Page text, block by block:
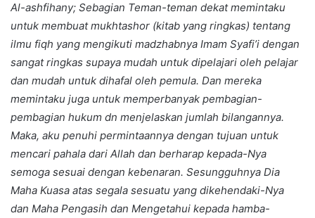
Al-ashfihany; Sebagian Teman-teman dekat memintaku
untuk membuat mukhtashor (kitab yang ringkas) tentang
ilmu fiqh yang mengikuti madzhabnya Imam Syafi’i dengan
sangat ringkas supaya mudah untuk dipelajari oleh pelajar
dan mudah untuk dihafal oleh pemula. Dan mereka
memintaku juga untuk memperbanyak pembagian-
pembagian hukum dn menjelaskan jumlah bilangannya.
Maka, aku penuhi permintaannya dengan tujuan untuk
mencari pahala dari Allah dan berharap kepada-Nya
semoga sesuai dengan kebenaran. Sesungguhnya Dia
Maha Kuasa atas segala sesuatu yang dikehendaki-Nya
dan Maha Pengasih dan Mengetahui kepada hamba-